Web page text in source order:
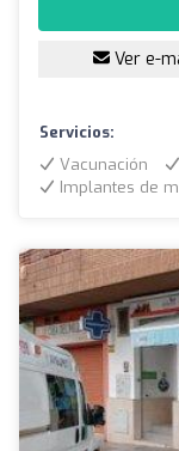
Ver e-
Servicios:
Vacunación
Implantes de